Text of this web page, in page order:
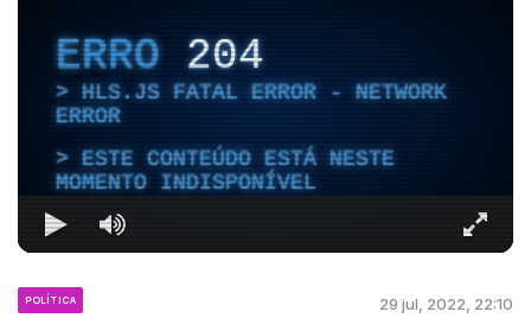
ERRO204
HLS.JS FATAL ERROR - NETWORK
ERROR
ESTE CONTEÚDO ESTÁ NESTE
MOMENTO INDISPONÍVEL
POLÍTICA 29 jul, 2022, 22:10